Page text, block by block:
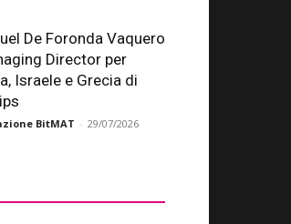
De Foronda Vaquero
Director per
Israele e Grecia di
BitMAT - 29/07/2026